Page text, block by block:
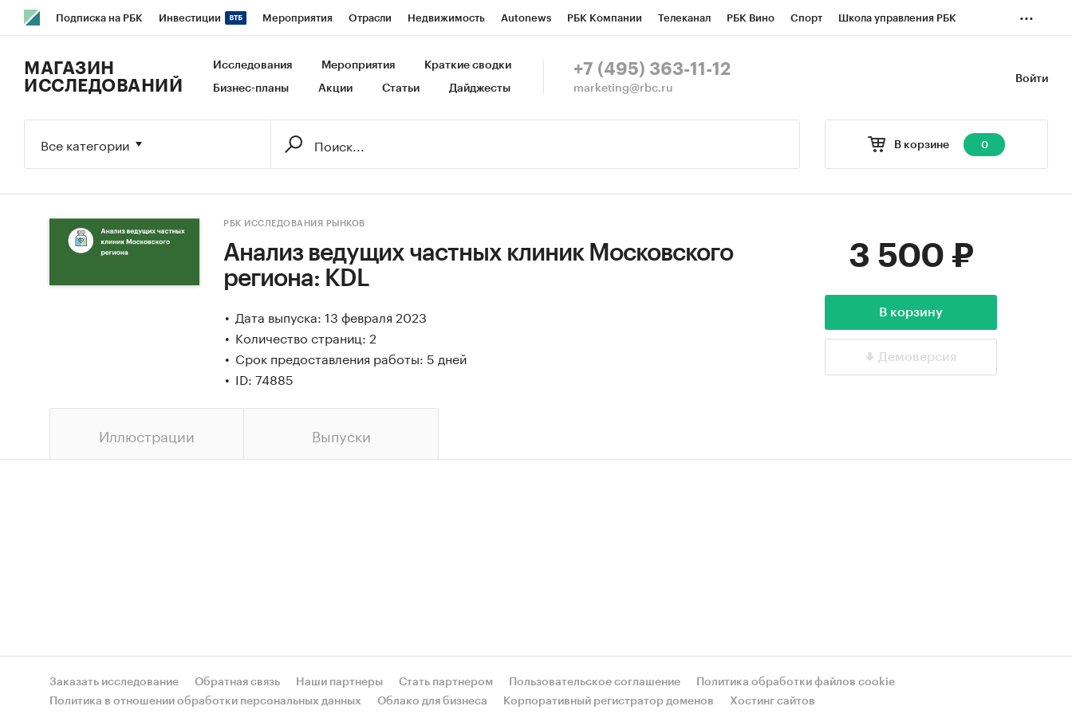
Подписка на РБК Инвестиции Мероприятия Отрасли Недвижимость Autonews РБК Компании Телеканал РБК Вино Спорт Школа управления РБК
Исследования Кредитные рейтинги Франшизы Газета Спецпроекты СПб Конференции СПб Спецпроекты
...
Войти
МАГАЗИН
ИССЛЕДОВАНИЙ
Исследования Мероприятия Краткие сводки
Бизнес-планы Акции Статьи Дайджесты
+7 (495) 363-11-12
marketing@rbc.ru
В корзине 0
Все категории
РБК ИССЛЕДОВАНИЯ РЫНКОВ
Анализ ведущих частных клиник Московского
региона: KDL
Дата выпуска: 13 февраля 2023
Количество страниц: 2
Срок предоставления работы: 5 дней
ID: 74885
3 500 ₽
В корзину
Демоверсия
Иллюстрации Выпуски
Заказать исследование Обратная связь Наши партнеры Стать партнером Пользовательское соглашение
Политика обработки файлов cookie
Политика в отношении обработки персональных данных
Облако для бизнеса Корпоративный регистратор доменов Хостинг сайтов